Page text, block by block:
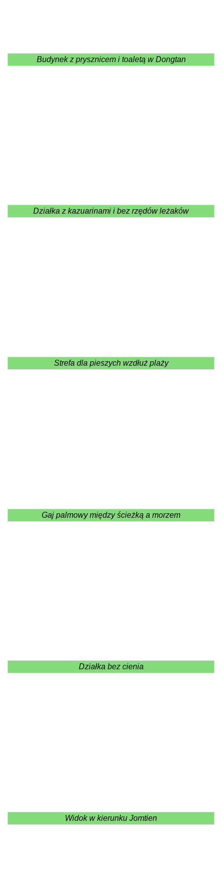
Budynek z prysznicem i toaletą w Dongtan
Działka z kazuarinami i bez rzędów leżaków
Strefa dla pieszych wzdłuż plaży
Gaj palmowy między ścieżką a morzem
Działka bez cienia
Widok w kierunku Jomtien